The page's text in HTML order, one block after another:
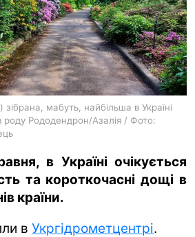
gambling
мабуть, найбільша в Україні
роду Рододендрон/Азалія / Фото:
в Україні очікується
та короткочасні дощі в
країни.
в Укргідрометцентрі.